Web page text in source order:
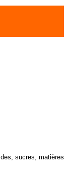
sucres, matières